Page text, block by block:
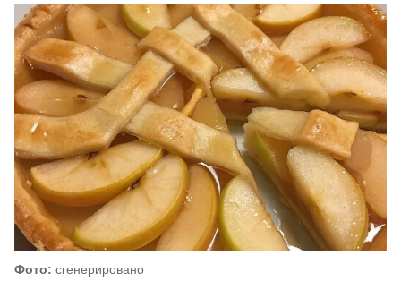
Фото: сгенерировано